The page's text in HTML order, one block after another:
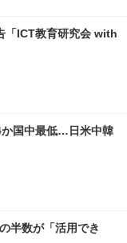
「ICT教育研究会 with
か国中最低…日米中韓
半数が「活用でき